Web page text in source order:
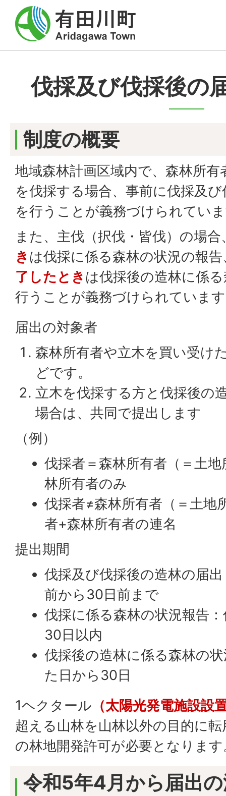
伐採及び伐採後の
制度の概要
地域森林計画区域内で、森林所
を伐採する場合、事前に伐採及
を行うことが義務づけられてい
また、主伐（択伐・皆伐）の場合
き は伐採に係る森林の状況の報
了したとき は伐採後の造林に係
行うことが義務づけられていま
届出の対象者
森林所有者や立木を買い受け
どです。
立木を伐採する方と伐採後の
場合は、共同で提出します
（例）
伐採者＝森林所有者（＝土
林所有者のみ
伐採者≠森林所有者（＝土
者+森林所有者の連名
提出期間
伐採及び伐採後の造林の届
前から30日前まで
伐採に係る森林の状況報告
30日以内
伐採後の造林に係る森林の
た日から30日
1ヘクタール （太陽光発電施設
超える山林を山林以外の目的に
の林地開発許可が必要となりま
令和5年4月から届出